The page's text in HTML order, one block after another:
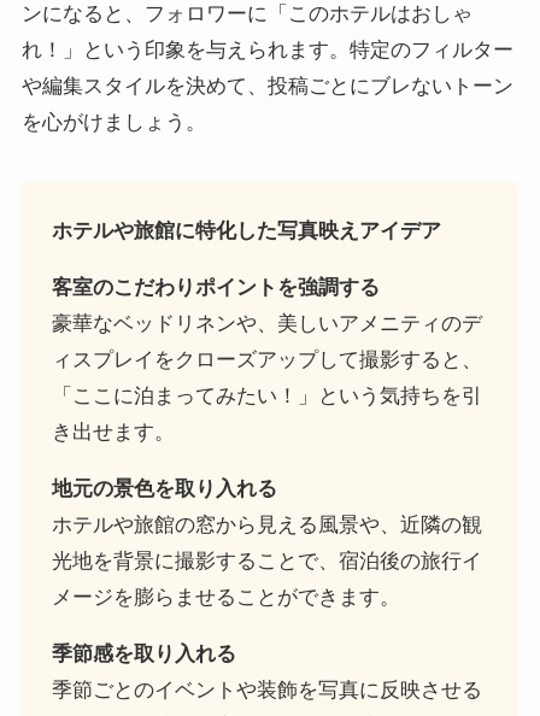
ンになると、フォロワーに「このホテルはおしゃ
れ！」という印象を与えられます。特定のフィルター
や編集スタイルを決めて、投稿ごとにブレないトーン
を心がけましょう。
ホテルや旅館に特化した写真映えアイデア
客室のこだわりポイントを強調する
豪華なベッドリネンや、美しいアメニティのデ
ィスプレイをクローズアップして撮影すると、
「ここに泊まってみたい！」という気持ちを引
き出せます。
地元の景色を取り入れる
ホテルや旅館の窓から見える風景や、近隣の観
光地を背景に撮影することで、宿泊後の旅行イ
メージを膨らませることができます。
季節感を取り入れる
季節ごとのイベントや装飾を写真に反映させる